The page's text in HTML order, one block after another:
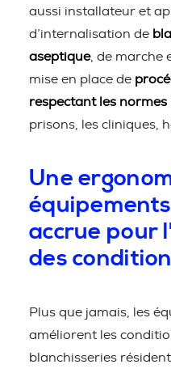
aussi installateur et
d’internalisation de
aseptique, de marche
mise en place de
respectant les
prisons, les cliniques,
Une
accrue pour
des
Plus que jamais, les
améliorent les
blanchisseries